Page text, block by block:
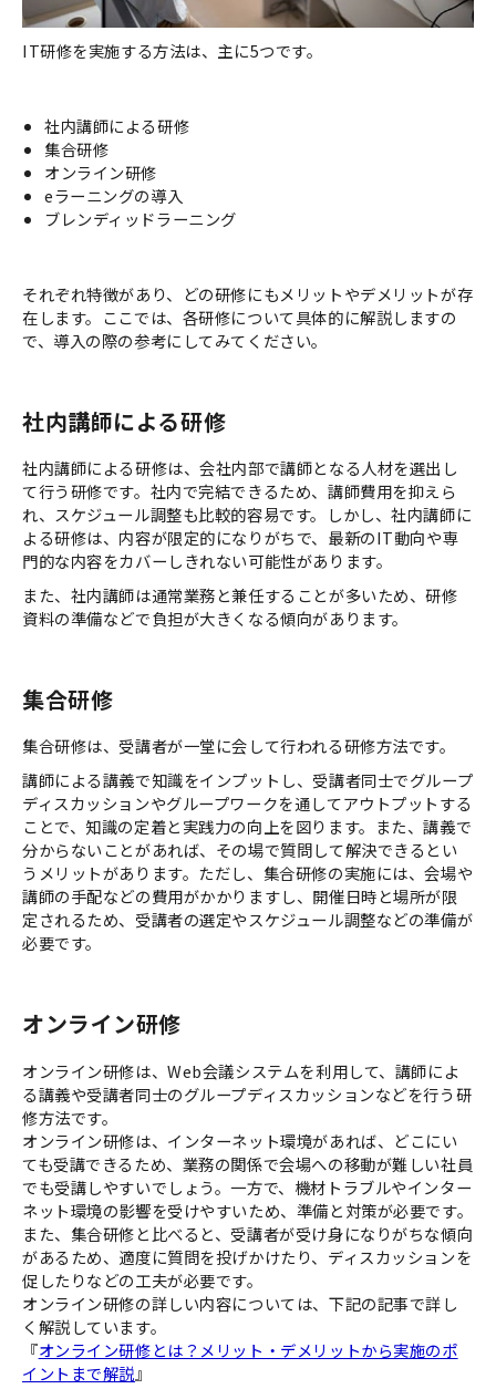
IT研修を実施する方法は、主に5つです。
社内講師による研修
集合研修
オンライン研修
eラーニングの導入
ブレンディッドラーニング
それぞれ特徴があり、どの研修にもメリットやデメリットが存
在します。ここでは、各研修について具体的に解説しますの
で、導入の際の参考にしてみてください。
社内講師による研修
社内講師による研修は、会社内部で講師となる人材を選出し
て行う研修です。社内で完結できるため、講師費用を抑えら
れ、スケジュール調整も比較的容易です。しかし、社内講師に
よる研修は、内容が限定的になりがちで、最新のIT動向や専
門的な内容をカバーしきれない可能性があります。
また、社内講師は通常業務と兼任することが多いため、研修
資料の準備などで負担が大きくなる傾向があります。
集合研修
集合研修は、受講者が一堂に会して行われる研修方法です。
講師による講義で知識をインプットし、受講者同士でグループ
ディスカッションやグループワークを通してアウトプットする
ことで、知識の定着と実践力の向上を図ります。また、講義で
分からないことがあれば、その場で質問して解決できるとい
うメリットがあります。ただし、集合研修の実施には、会場や
講師の手配などの費用がかかりますし、開催日時と場所が限
定されるため、受講者の選定やスケジュール調整などの準備が
必要です。
オンライン研修
オンライン研修は、Web会議システムを利用して、講師によ
る講義や受講者同士のグループディスカッションなどを行う研
修方法です。
オンライン研修は、インターネット環境があれば、どこにい
ても受講できるため、業務の関係で会場への移動が難しい社員
でも受講しやすいでしょう。一方で、機材トラブルやインター
ネット環境の影響を受けやすいため、準備と対策が必要です。
また、集合研修と比べると、受講者が受け身になりがちな傾向
があるため、適度に質問を投げかけたり、ディスカッションを
促したりなどの工夫が必要です。
オンライン研修の詳しい内容については、下記の記事で詳し
く解説しています。
『オンライン研修とは？メリット・デメリットから実施のポ
イントまで解説』